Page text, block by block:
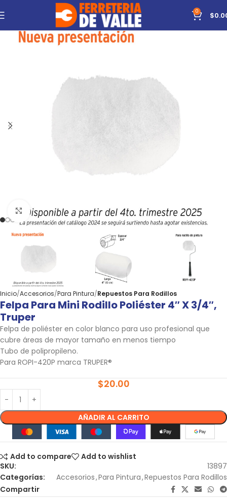
0 $
Click to enlarge
Inicio Accesorios Para Pintura Repuestos Para Rodillos
Felpa Para Mini Rodillo Poliéster 4″ X 3/4″,
Truper
Felpa de poliéster en color blanco para uso profesional que
cubre áreas de mayor tamaño en menos tiempo
Tubo de polipropileno.
Para ROPI-420P marca TRUPER®
$20.00
AÑADIR AL CARRITO
Add to compare
Add to wishlist
SKU:
13897
Categorías:
Accesorios,Para Pintura,Repuestos Para Rodillos
Compartir